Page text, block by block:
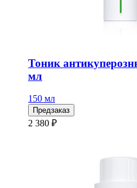
Тоник
мл
150 мл
Предзаказ
2 380 ₽